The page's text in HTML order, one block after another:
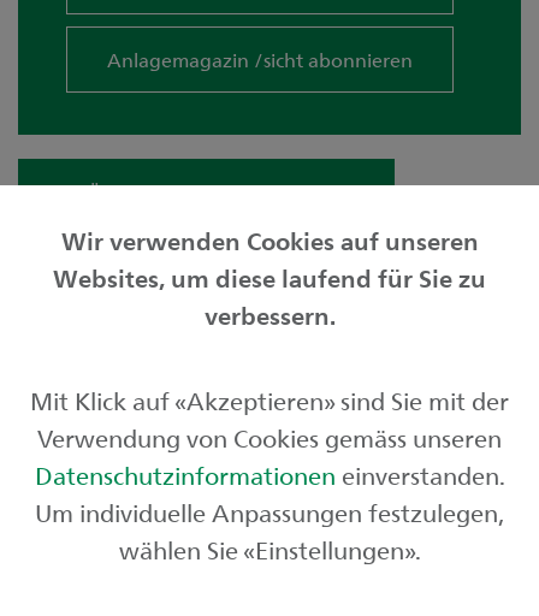
Anlagemagazin /sicht abonnieren
Zur Übersicht «Meine Anlagewelt»
Privatkunden
Börse und Märkte
Über uns
Wir verwenden Cookies auf unseren
Websites, um diese laufend für Sie zu
verbessern.
Mit Klick auf «Akzeptieren» sind Sie mit der
Verwendung von Cookies gemäss unseren
Datenschutzinformationen einverstanden.
Um individuelle Anpassungen festzulegen,
wählen Sie «Einstellungen».